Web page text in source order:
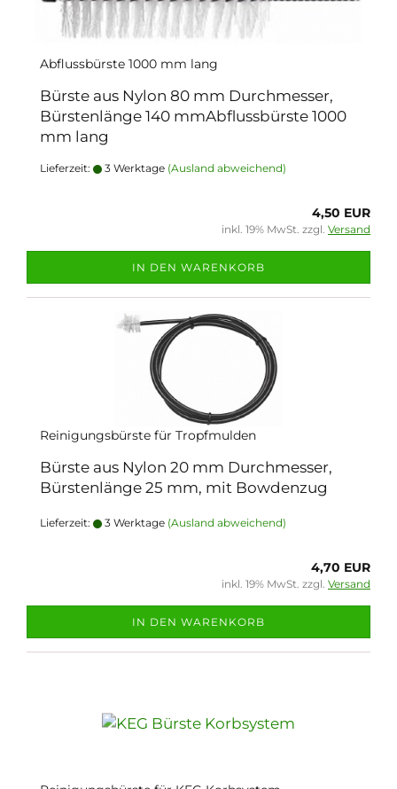
Abflussbürste 1000 mm lang
Bürste aus Nylon 80 mm Durchmesser,
Bürstenlänge 140 mmAbflussbürste 1000
mm lang
Lieferzeit: 3 Werktage (Ausland abweichend)
4,50 EUR
inkl. 19% MwSt. zzgl. Versand
IN DEN WARENKORB
Reinigungsbürste für Tropfmulden
Bürste aus Nylon 20 mm Durchmesser,
Bürstenlänge 25 mm, mit Bowdenzug
Lieferzeit: 3 Werktage (Ausland abweichend)
4,70 EUR
inkl. 19% MwSt. zzgl. Versand
IN DEN WARENKORB